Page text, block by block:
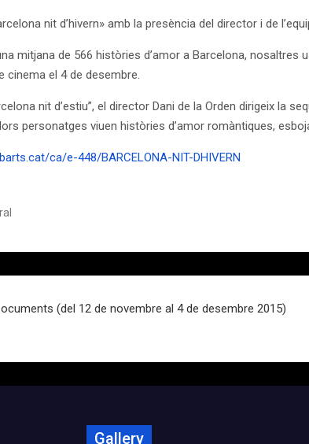
nit d’hivern» amb la presència del director i de
mitjana de 566 històries d’amor a Barcelona, nosaltres
cinema el 4 de desembre.
nit d’estiu”, el director Dani de la Orden dirigeix la
personatges viuen històries d’amor romàntiques,
ca/e-448/BARCELONA-NIT-DHIVERN
(del 12 de novembre al 4 de desembre 2015)
Gallery